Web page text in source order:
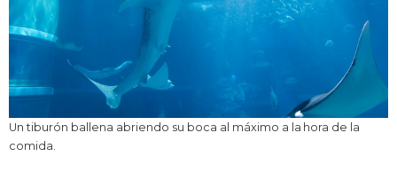
Un tiburón ballena abriendo su boca al máximo a la hora de la
comida.